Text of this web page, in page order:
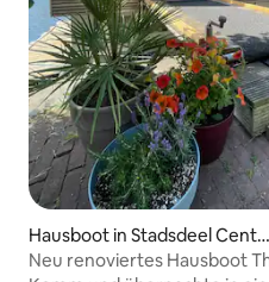
Hausboot in Stadsdeel Centr
um
Neu renoviertes Hausboot